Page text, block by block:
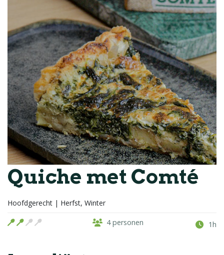
Quiche met Comté
Hoofdgerecht | Herfst, Winter
4 personen 1h